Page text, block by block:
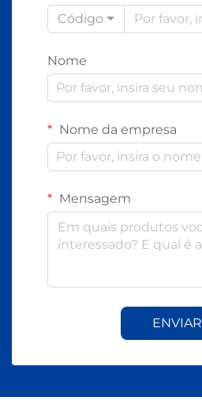
Código
Nome
Nome da empresa
Mensagem
ENVIAR